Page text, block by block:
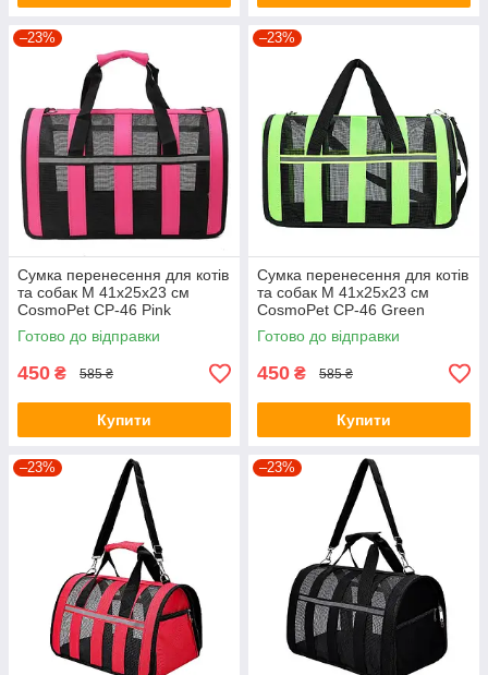
–23%
Сумка перенесення для котів
та собак M 41x25x23 см
CosmoPet CP-46 Pink
Готово до відправки
450 ₴ 585 ₴
Купити
–23%
Сумка перенесення для котів
та собак M 41x25x23 см
CosmoPet CP-46 Green
Готово до відправки
450 ₴ 585 ₴
Купити
–23% –23%